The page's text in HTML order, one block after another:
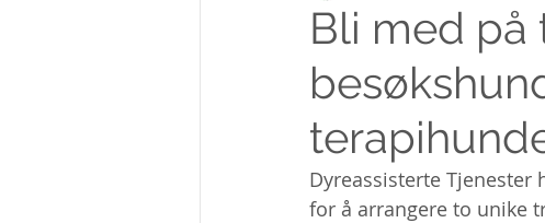
Bli med på
Dyreassisterte
for å arrangere to unike